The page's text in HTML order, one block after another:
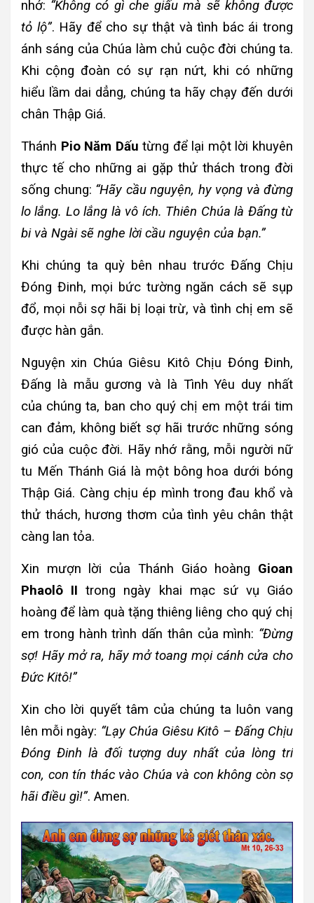
nhở: “Không có gì che giấu mà sẽ không được
tỏ lộ”. Hãy để cho sự thật và tình bác ái trong
ánh sáng của Chúa làm chủ cuộc đời chúng ta.
Khi cộng đoàn có sự rạn nứt, khi có những
hiểu lầm dai dẳng, chúng ta hãy chạy đến dưới
chân Thập Giá.
Thánh Pio Năm Dấu từng để lại một lời khuyên
thực tế cho những ai gặp thử thách trong đời
sống chung: “Hãy cầu nguyện, hy vọng và đừng
lo lắng. Lo lắng là vô ích. Thiên Chúa là Đấng từ
bi và Ngài sẽ nghe lời cầu nguyện của bạn.”
Khi chúng ta quỳ bên nhau trước Đấng Chịu
Đóng Đinh, mọi bức tường ngăn cách sẽ sụp
đổ, mọi nỗi sợ hãi bị loại trừ, và tình chị em sẽ
được hàn gắn.
Nguyện xin Chúa Giêsu Kitô Chịu Đóng Đinh,
Đấng là mẫu gương và là Tình Yêu duy nhất
của chúng ta, ban cho quý chị em một trái tim
can đảm, không biết sợ hãi trước những sóng
gió của cuộc đời. Hãy nhớ rằng, mỗi người nữ
tu Mến Thánh Giá là một bông hoa dưới bóng
Thập Giá. Càng chịu ép mình trong đau khổ và
thử thách, hương thơm của tình yêu chân thật
càng lan tỏa.
Xin mượn lời của Thánh Giáo hoàng Gioan
Phaolô II trong ngày khai mạc sứ vụ Giáo
hoàng để làm quà tặng thiêng liêng cho quý chị
em trong hành trình dấn thân của mình: “Đừng
sợ! Hãy mở ra, hãy mở toang mọi cánh cửa cho
Đức Kitô!”
Xin cho lời quyết tâm của chúng ta luôn vang
lên mỗi ngày: “Lạy Chúa Giêsu Kitô – Đấng Chịu
Đóng Đinh là đối tượng duy nhất của lòng trí
con, con tín thác vào Chúa và con không còn sợ
hãi điều gì!”. Amen.